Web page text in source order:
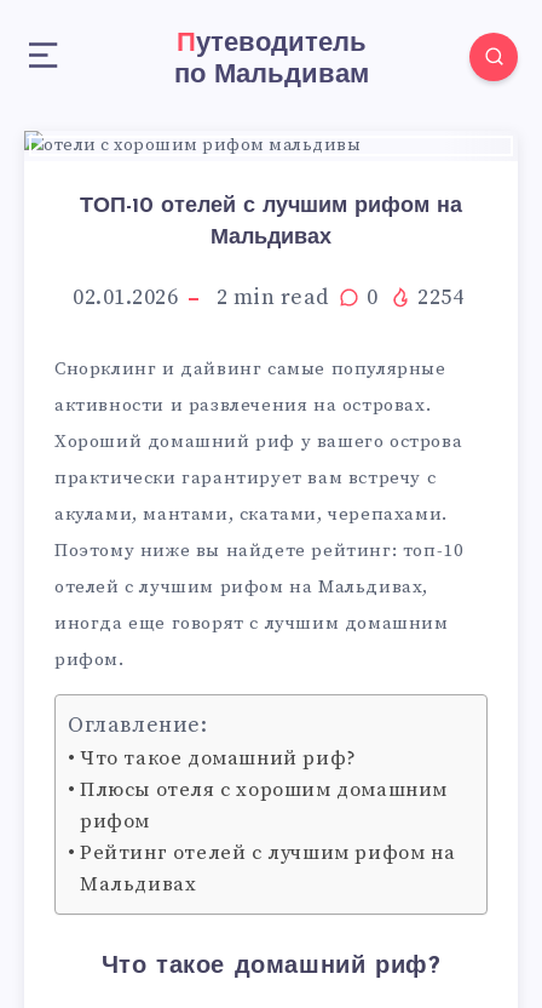
Путеводитель
по Мальдивам
ТОП-10 отелей с лучшим рифом на
Мальдивах
02.01.2026 2 min read 0 2254
Снорклинг и дайвинг самые популярные
активности и развлечения на островах.
Хороший домашний риф у вашего острова
практически гарантирует вам встречу с
акулами, мантами, скатами, черепахами.
Поэтому ниже вы найдете рейтинг: топ-10
отелей с лучшим рифом на Мальдивах,
иногда еще говорят с лучшим домашним
рифом.
Оглавление:
Что такое домашний риф?
Плюсы отеля с хорошим домашним
рифом
Рейтинг отелей с лучшим рифом на
Мальдивах
Что такое домашний риф?